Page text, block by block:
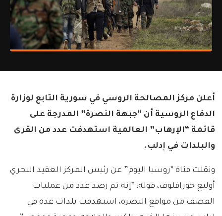
أعلن مركز المصالحة الروسي في سورية التابع لوزارة
الدفاع الروسية أن “جبهة النصرة” المدرجة على
قائمة “الإرهاب” العالمية استهدفت عدد من القرى
والبلدات في إدلب.
ونقلت قناة “روسيا اليوم” عن رئيس المركز العقيد البحري
أوليغ جورافلوف، قوله: “إنه تم رصد عدد من عمليات
القصف من مواقع النصرة، استهدفت بلدات عدة في